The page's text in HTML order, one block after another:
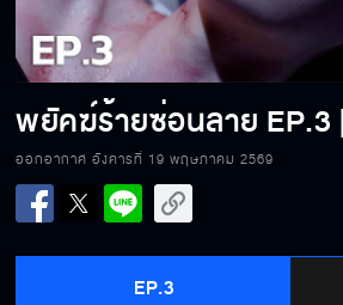
Video
พยัคฆ์ร้ายซ่อนลาย
ออกอากาศ อังคารที่ 19 พฤษภาคม 2569
EP.3